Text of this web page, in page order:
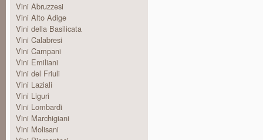
Vini Abruzzesi
Vini Alto Adige
Vini della Basilicata
Vini Calabresi
Vini Campani
Vini Emiliani
Vini del Friuli
Vini Laziali
Vini Liguri
Vini Lombardi
Vini Marchigiani
Vini Molisani